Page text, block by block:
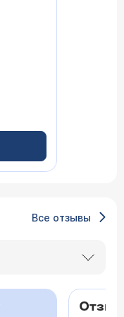
Все отзывы